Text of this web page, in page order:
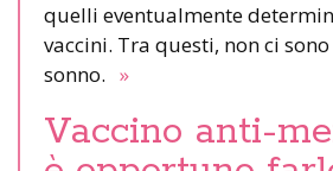
quelli eventualmente
vaccini. Tra questi, non ci
sonno. »
Vaccino anti-